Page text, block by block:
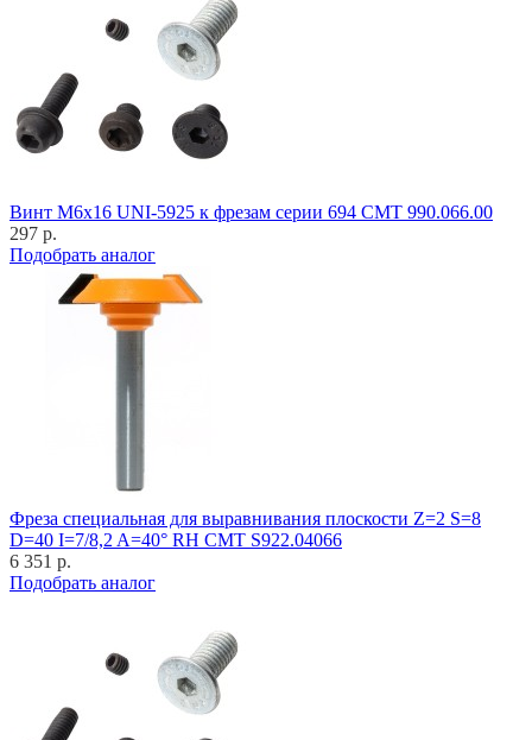
Винт M6x16 UNI-5925 к фрезам серии 694 CMT 990.066.00
297 р.
Подобрать аналог
Фреза специальная для выравнивания плоскости Z=2 S=8
D=40 I=7/8,2 A=40° RH CMT S922.04066
6 351 р.
Подобрать аналог